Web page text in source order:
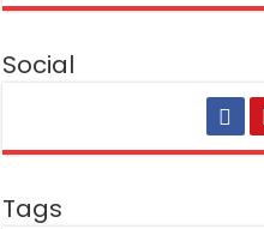
Social
Tags